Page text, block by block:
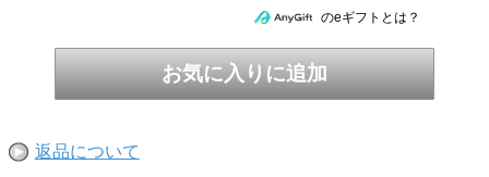
のeギフトとは？
返品について